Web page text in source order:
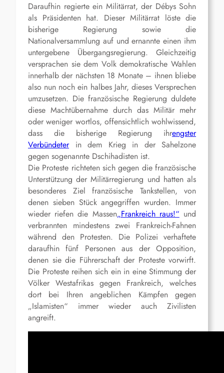
Daraufhin regierte ein Militärrat, der Débys Sohn
als Präsidenten hat. Dieser Militärrat löste die
bisherige Regierung sowie die
Nationalversammlung auf und ernannte einen ihm
untergebene Übergangsregierung. Gleichzeitig
versprachen sie dem Volk demokratische Wahlen
innerhalb der nächsten 18 Monate – ihnen bliebe
also nun noch ein halbes Jahr, dieses Versprechen
umzusetzen. Die französische Regierung duldete
diese Machtübernahme durch das Militär mehr
oder weniger wortlos, offensichtlich wohlwissend,
dass die bisherige Regierung ihrengster
Verbündeterin dem Krieg in der Sahelzone
gegen sogenannte Dschihadisten ist.
Die Proteste richteten sich gegen die französische
Unterstützung der Militärregierung und hatten als
besonderes Ziel französische Tankstellen, von
denen sieben Stück angegriffen wurden. Immer
wieder riefen die Massen„Frankreich raus!“ und
verbrannten mindestens zwei Frankreich-Fahnen
während den Protesten. Die Polizei verhaftete
daraufhin fünf Personen aus der Opposition,
denen sie die Führerschaft der Proteste vorwirft.
Die Proteste reihen sich ein in eine Stimmung der
Völker Westafrikas gegen Frankreich, welches
dort bei Ihren angeblichen Kämpfen gegen
„Islamisten“ immer wieder auch Zivilisten
angreift.